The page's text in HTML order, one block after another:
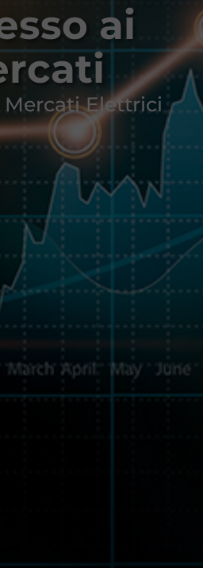
ai
Elettrici